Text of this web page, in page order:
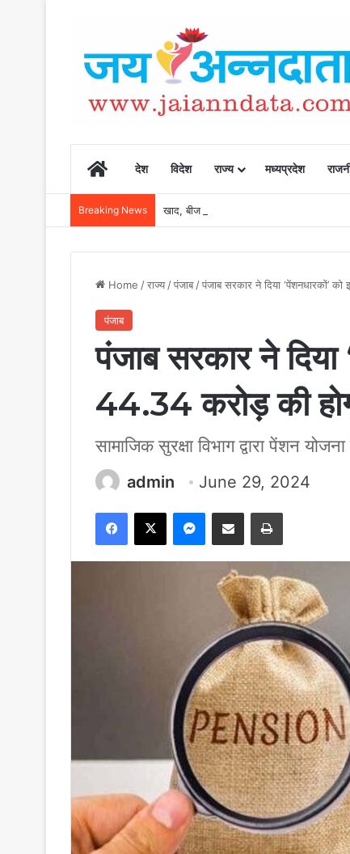
Homeदेश विदेश राज्य मध्यप्रदेश
Breaking News खाद, बीज और उर्वरकों की समय पर उपलब्धता से
Home /राज्य/पंजाब/पंजाब सरकार ने दिया ‘पेंशनधारकों’
पंजाब
पंजाब सरकार ने
44.34 करोड़ की
सामाजिक सुरक्षा विभाग द्वारा पेंशन
admin June 29, 2024
Facebook
X Messenger
Share via Email Print